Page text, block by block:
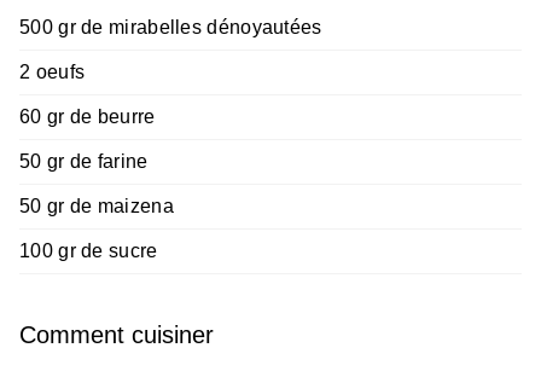
500 gr de mirabelles dénoyautées
2 oeufs
60 gr de beurre
50 gr de farine
50 gr de maizena
100 gr de sucre
Comment cuisiner